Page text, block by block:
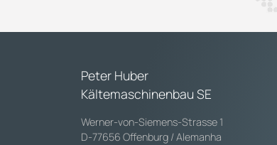
Peter Huber
Kältemaschinenbau SE
Werner-von-Siemens-Strasse 1
D-77656 Offenburg / Alemanha